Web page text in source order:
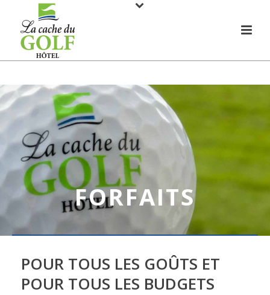
FORFAITS
POUR TOUS LES GOÛTS ET
POUR TOUS LES BUDGETS